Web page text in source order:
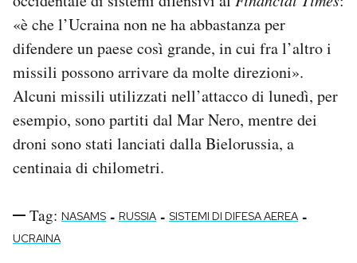
«è che l’Ucraina non ne ha abbastanza per
difendere un paese così grande, in cui fra l’altro i
missili possono arrivare da molte direzioni».
Alcuni missili utilizzati nell’attacco di lunedì, per
esempio, sono partiti dal Mar Nero, mentre dei
droni sono stati lanciati dalla Bielorussia, a
centinaia di chilometri.
Tag: NASAMS - RUSSIA - SISTEMI DI DIFESA AEREA -
UCRAINA